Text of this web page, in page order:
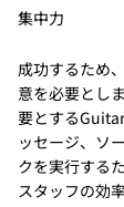
集中力
成功するため
意を必要とし
要とする
ッセージ、ソ
クを実行する
スタッフの効